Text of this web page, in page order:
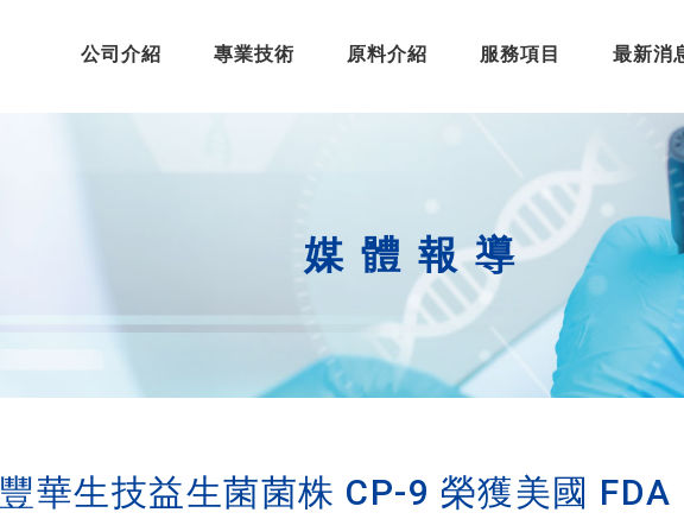
公司介紹 專業技術 原料介紹 服務項目 最新消
媒體報導
豐華生技益生菌菌株 CP-9 榮獲美國